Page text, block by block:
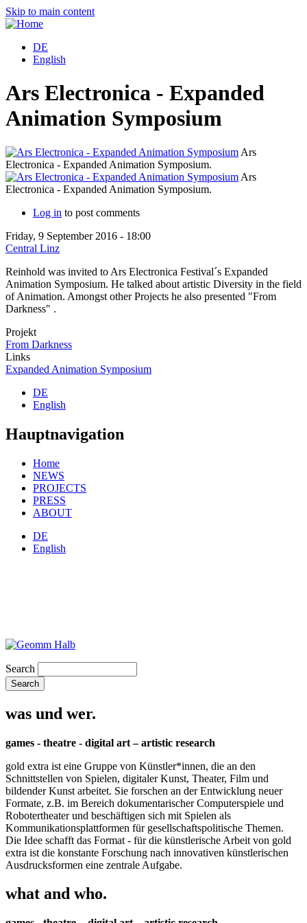
Skip to main content
DE
English
Ars Electronica - Expanded
Animation Symposium
Ars
Electronica - Expanded Animation Symposium.
Ars
Electronica - Expanded Animation Symposium.
Log in to post comments
Friday, 9 September 2016 - 18:00
Central Linz
Reinhold was invited to Ars Electronica Festival´s Expanded
Animation Symposium. He talked about artistic Diversity in the field
of Animation. Amongst other Projects he also presented "From
Darkness" .
Projekt
From Darkness
Links
Expanded Animation Symposium
DE
English
Hauptnavigation
Home
NEWS
PROJECTS
PRESS
ABOUT
DE
English
Search
was und wer.
games - theatre - digital art – artistic research
gold extra ist eine Gruppe von Künstler*innen, die an den
Schnittstellen von Spielen, digitaler Kunst, Theater, Film und
bildender Kunst arbeitet. Sie forschen an der Entwicklung neuer
Formate, z.B. im Bereich dokumentarischer Computerspiele und
Robotertheater und beschäftigen sich mit Spielen als
Kommunikationsplattformen für gesellschaftspolitische Themen.
Die Idee schafft das Format - für die künstlerische Arbeit von gold
extra ist die konstante Forschung nach innovativen künstlerischen
Ausdrucksformen eine zentrale Aufgabe.
what and who.